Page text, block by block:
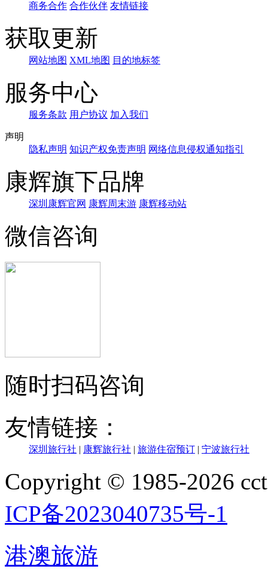
商务合作 合作伙伴 友情链接
获取更新
网站地图 XML地图 目的地标签
服务中心
服务条款 用户协议 加入我们
声明
隐私声明 知识产权免责声明 网络信息侵权通知指引
康辉旗下品牌
深圳康辉官网 康辉周末游 康辉移动站
微信咨询
随时扫码咨询
友情链接：
深圳旅行社 | 康辉旅行社 | 旅游住宿预订 | 宁波旅行社
Copyright © 1985-2026
ICP备2023040735号-1
港澳旅游